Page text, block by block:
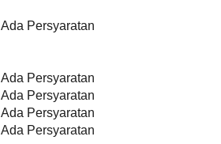
Ada Persyaratan
Ada Persyaratan
Ada Persyaratan
Ada Persyaratan
Ada Persyaratan